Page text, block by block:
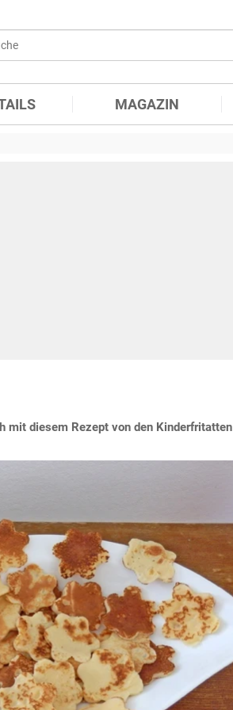
MAGAZIN
mit diesem Rezept von den Kinderfritatten